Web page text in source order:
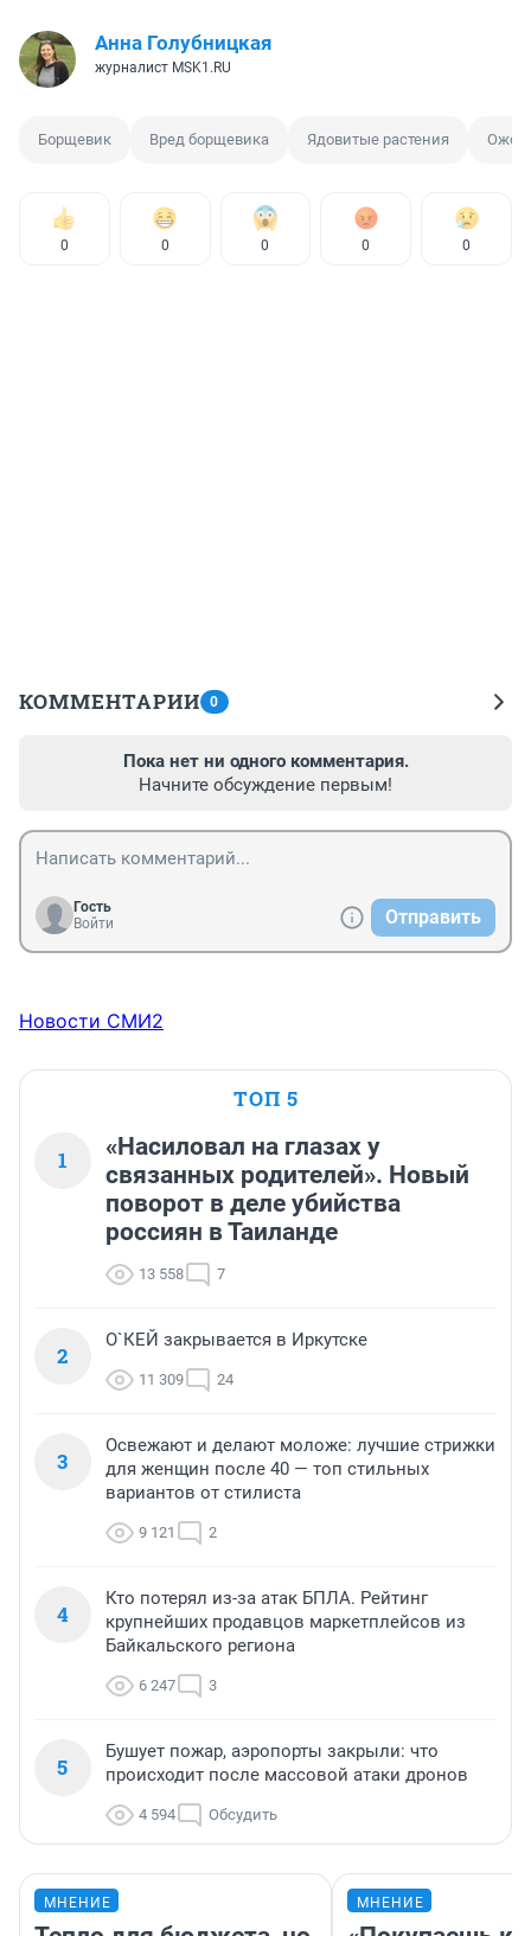
Анна Голубницкая
журналист MSK1.RU
Борщевик Вред борщевика Ядовитые растения
0 0 0 0 0
КОММЕНТАРИИ 0
Пока нет ни одного комментария.
Начните обсуждение первым!
Гость
Войти
Отправить
Новости СМИ2
ТОП 5
1
«Насиловал на глазах у
связанных родителей». Новый
поворот в деле убийства
россиян в Таиланде
13 558 7
2
О`КЕЙ закрывается в Иркутске
11 309 24
3
Освежают и делают моложе: лучшие стрижки
для женщин после 40 — топ стильных
вариантов от стилиста
9 121 2
4
Кто потерял из-за атак БПЛА. Рейтинг
крупнейших продавцов маркетплейсов из
Байкальского региона
6 247 3
5
Бушует пожар, аэропорты закрыли: что
происходит после массовой атаки дронов
4 594 Обсудить
МНЕНИЕ МНЕНИЕ